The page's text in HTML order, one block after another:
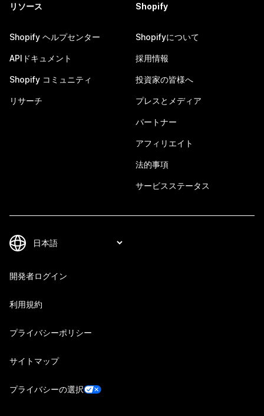
リソース
Shopify ヘルプセンター
APIドキュメント
Shopify コミュニティ
リサーチ
Shopify
Shopifyについて
採用情報
投資家の皆様へ
プレスとメディア
パートナー
アフィリエイト
法的事項
サービスステータス
開発者ログイン
利用規約
プライバシーポリシー
サイトマップ
プライバシーの選択